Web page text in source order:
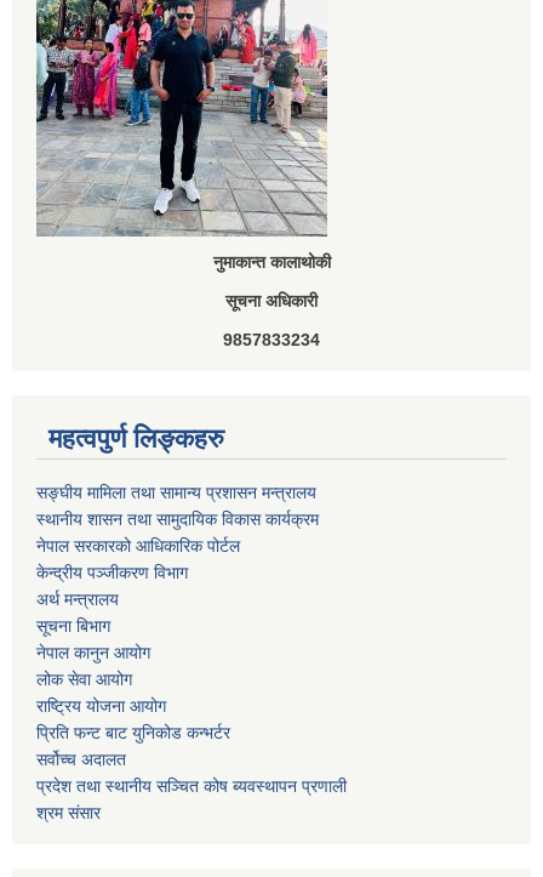
नुमाकान्त कालाथोकी
सूचना अधिकारी
9857833234
महत्वपुर्ण लिङ्कहरु
सङ्घीय मामिला तथा सामान्य प्रशासन मन्त्रालय
स्थानीय शासन तथा सामुदायिक विकास कार्यक्रम
नेपाल सरकारको आधिकारिक पोर्टल
केन्द्रीय पञ्जीकरण विभाग
अर्थ मन्त्रालय
सूचना बिभाग
नेपाल कानुन आयोग
लोक सेवा आयोग
राष्ट्रिय योजना आयोग
प्रिति फन्ट बाट युनिकोड कन्भर्टर
सर्वोच्च अदालत
प्रदेश तथा स्थानीय सञ्चित कोष ब्यवस्थापन प्रणाली
श्रम संसार